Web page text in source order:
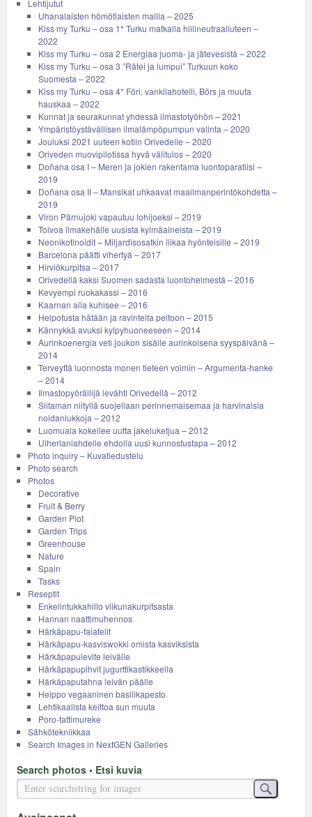
Lehtijutut
Uhanalaisten hömötiaisten mailla – 2025
Kiss my Turku – osa 1* Turku matkalla hiilineutraaliuteen –
2022
Kiss my Turku – osa 2 Energiaa juoma- ja jätevesistä – 2022
Kiss my Turku – osa 3 ”Rätei ja lumpui” Turkuun koko
Suomesta – 2022
Kiss my Turku – osa 4* Föri, vankilahotelli, Börs ja muuta
hauskaa – 2022
Kunnat ja seurakunnat yhdessä ilmastotyöhön – 2021
Ympäristöystävällisen ilmalämpöpumpun valinta – 2020
Jouluksi 2021 uuteen kotiin Orivedelle – 2020
Oriveden muovipilotissa hyvä välitulos – 2020
Doñana osa I – Meren ja jokien rakentama luontoparatiisi –
2019
Doñana osa II – Mansikat uhkaavat maailmanperintökohdetta –
2019
Viron Pärnujoki vapautuu lohijoeksi – 2019
Toivoa ilmakehälle uusista kylmäaineista – 2019
Neonikotinoidit – Miljardisosatkin liikaa hyönteisille – 2019
Barcelona päätti vihertyä – 2017
Hirviökurpitsa – 2017
Orivedellä kaksi Suomen sadasta luontohelmestä – 2016
Kevyempi ruokakassi – 2016
Kaarnan alla kuhisee – 2016
Helpotusta hätään ja ravinteita peltoon – 2015
Kännykkä avuksi kylpyhuoneeseen – 2014
Aurinkoenergia veti joukon sisälle aurinkoisena syyspäivänä –
2014
Terveyttä luonnosta monen tieteen voimin – Argumenta-hanke
– 2014
Ilmastopyöräilijä levähti Orivedellä – 2012
Siitaman niityllä suojellaan perinnemaisemaa ja harvinaisia
noidanlukkoja – 2012
Luomuala kokeilee uutta jakeluketjua – 2012
Uiherlanlahdelle ehdolla uusi kunnostustapa – 2012
Photo inquiry – Kuvatiedustelu
Photo search
Photos
Decorative
Fruit & Berry
Garden Plot
Garden Trips
Greenhouse
Nature
Spain
Tasks
Reseptit
Enkelintukkahillo viikunakurpitsasta
Hannan naattimuhennos
Härkäpapu-falafelit
Härkäpapu-kasviswokki omista kasviksista
Härkäpapulevite leivälle
Härkäpapupihvit jugurttikastikkeella
Härkäpaputahna leivän päälle
Helppo vegaaninen basilikapesto
Lehtikaalista keittoa sun muuta
Poro-tattimureke
Sähkötekniikkaa
Search Images in NextGEN Galleries
Search photos • Etsi kuvia